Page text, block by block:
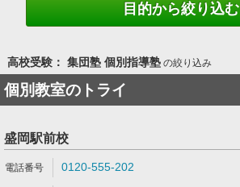
目的から絞り込む
高校受験： 集団塾 個別指導塾の絞り込み
個別教室のトライ
盛岡駅前校
0120-555-202